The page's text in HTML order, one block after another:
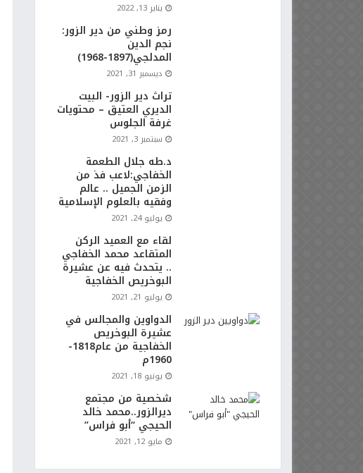
يناير 13, 2022
رمز وطني من دير الزور:
نجم الدين
المدلجي(1897-1968)
ديسمبر 31, 2021
تراث دير الزور- البيت
الديري العتيق – محتويات
غرفة الجلوس
سبتمبر 3, 2021
د.طه جلال الطعمة
الخفاجي:لاعب فذ من
الزمن الجميل .. عالم
وفقيه بالعلوم الإسلامية
يوليو 24, 2021
لقاء مع العميد الركن
المتقاعد محمد الخفاجي
.. يتحدث فيه عن عشيرة
البوخريص الخفاجية
يوليو 21, 2021
الدواوين والمجالس في
عشيرة البوخريص
الخفاجية من عام1818-
1960م
يونيو 18, 2021
شخصية من مجتمع
ديرالزور..محمد خالد
الحيجي “أبو فراس”
مايو 12, 2021